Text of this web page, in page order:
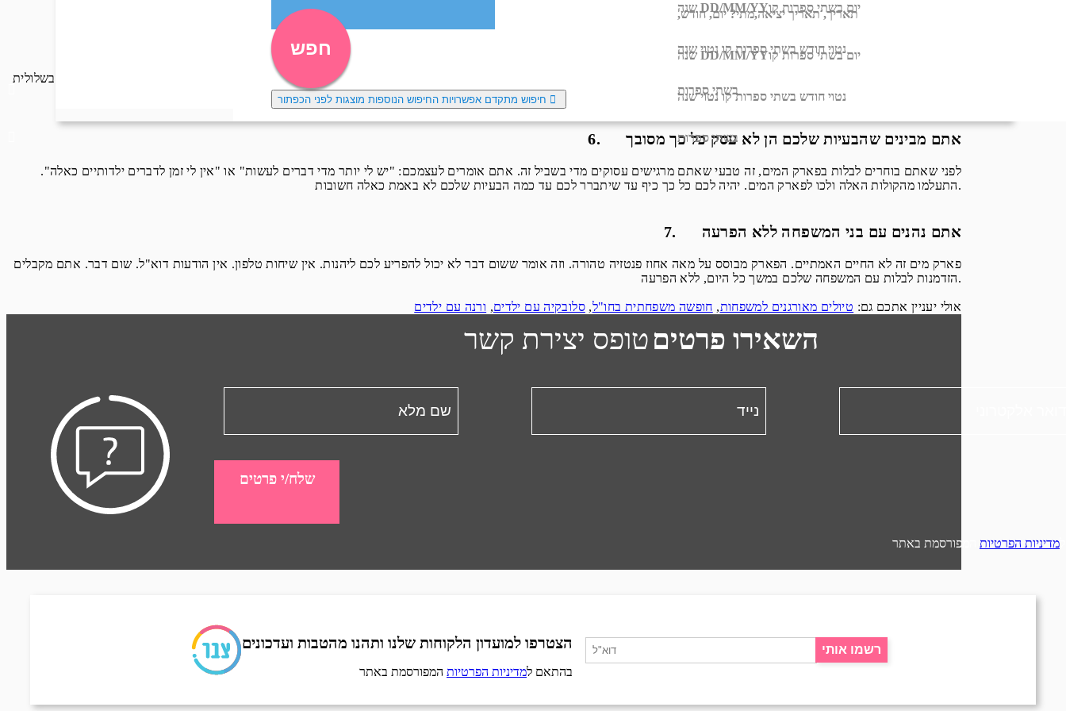
שנהDD/MM/YYיום בשתי ספרות קו
נטוי חודש בשתי ספרות קו נטוי שנה
בשתי ספרות
תאריך, תאריך יציאה,מתי? יום, חודש,
שנה DD/MM/YYיום בשתי ספרות קו
נטוי חודש בשתי ספרות קו נטוי שנה
בשתי ספרות
חפש
חיפוש מתקדם אפשרויות החיפוש הנוספות מוצגות לפני הכפתור
5. אתם נרטבים וזה ממש לא משנה
כמה פעמים באמת הרגשתם את הריגוש שנובע מכך שאתם שטופי מים מכף רגל ועד ראש? נכון, אתם מתקלחים, אבל זה לא אותו דבר. כשיורד גשם, פותחים את המטרייה, כשנתקלים בשלולית
6. אתם מבינים שהבעיות שלכם הן לא עסק כל כך מסובך
לפני שאתם בוחרים לבלות בפארק המים, זה טבעי שאתם מרגישים עסוקים מדי בשביל זה. אתם אומרים לעצמכם: "יש לי יותר מדי דברים לעשות" או "אין לי זמן לדברים ילדותיים כאלה".
התעלמו מהקולות האלה ולכו לפארק המים. יהיה לכם כל כך כיף עד שיתברר לכם עד כמה הבעיות שלכם לא באמת כאלה חשובות.
7. אתם נהנים עם בני המשפחה ללא הפרעה
פארק מים זה לא החיים האמתיים. הפארק מבוסס על מאה אחוז פנטזיה טהורה. וזה אומר ששום דבר לא יכול להפריע לכם ליהנות. אין שיחות טלפון. אין הודעות דוא"ל. שום דבר. אתם מקבלים
הזדמנות לבלות עם המשפחה שלכם במשך כל היום, ללא הפרעה.
אולי יעניין אתכם גם: טיולים מאורגנים למשפחות, חופשה משפחתית בחו"ל,סלובקיה עם ילדים, ורנה עם ילדים
טופס יצירת קשרהשאירו פרטים
שלח/י פרטים
מדיניות הפרטיות המפורסמת באתר
הצטרפו למועדון הלקוחות שלנו ותהנו מהטבות ועדכונים
בהתאם למדיניות הפרטיות המפורסמת באתר
רשמו אותי